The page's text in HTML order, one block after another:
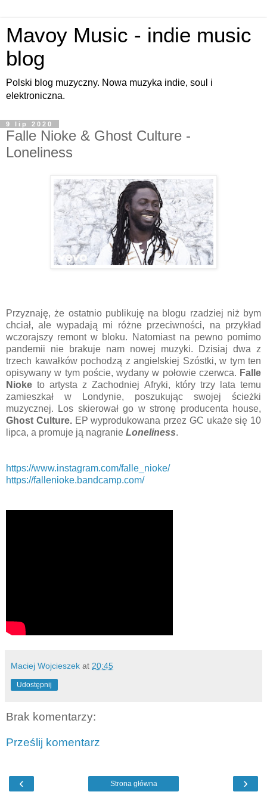
Mavoy Music - indie music
blog
Polski blog muzyczny. Nowa muzyka indie, soul i
elektroniczna.
9 lip 2020
Falle Nioke & Ghost Culture -
Loneliness
Przyznaję, że ostatnio publikuję na blogu rzadziej niż bym
chciał, ale wypadają mi różne przeciwności, na przykład
wczorajszy remont w bloku. Natomiast na pewno pomimo
pandemii nie brakuje nam nowej muzyki. Dzisiaj dwa z
trzech kawałków pochodzą z angielskiej Szóstki, w tym ten
opisywany w tym poście, wydany w połowie czerwca. Falle
Nioke to artysta z Zachodniej Afryki, który trzy lata temu
zamieszkał w Londynie, poszukując swojej ścieżki
muzycznej. Los skierował go w stronę producenta house,
Ghost Culture.EP wyprodukowana przez GC ukaże się 10
lipca, a promuje ją nagranie Loneliness.
https://www.instagram.com/falle_nioke/
https://fallenioke.bandcamp.com/
Maciej Wojcieszek at 20:45
Udostępnij
Brak komentarzy:
Prześlij komentarz
‹ ›
Strona główna